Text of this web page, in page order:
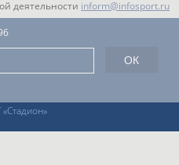
деятельности inform@infosport.ru